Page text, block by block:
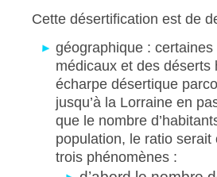
Cette désertification est de
géographique :
médicaux et des
écharpe désertique
jusqu’à la Lorraine en
que le nombre
population, le ratio serait
trois phénomènes :